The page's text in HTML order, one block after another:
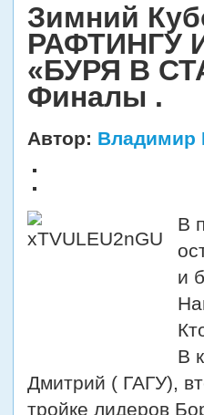
Зимний
РАФТИНГУ
«БУРЯ В
Финалы .
Автор: Владимир
В
и
В
Дмитрий ( ГАГУ),
тройке лидеров